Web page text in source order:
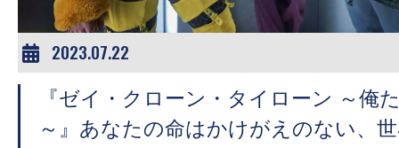
2023.07.22
『ゼイ・クローン・タイローン ～俺
～』あなたの命はかけがえのない、